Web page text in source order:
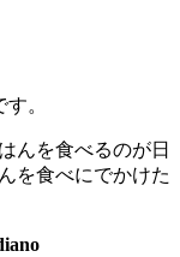
。
んを食べるのが日
を食べにでかけた